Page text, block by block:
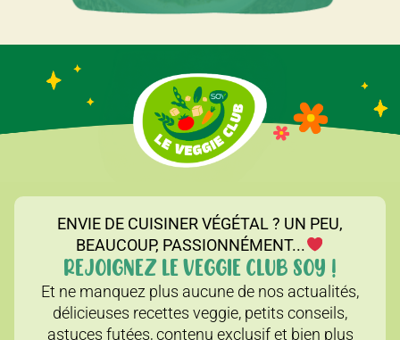
ENVIE DE CUISINER VÉGÉTAL ? UN PEU,
BEAUCOUP, PASSIONNÉMENT...
REJOIGNEZ LE VEGGIE CLUB SOY !
Et ne manquez plus aucune de nos actualités,
délicieuses recettes veggie, petits conseils,
astuces futées, contenu exclusif et bien plus